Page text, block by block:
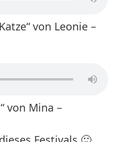
von Leonie –
von Mina –